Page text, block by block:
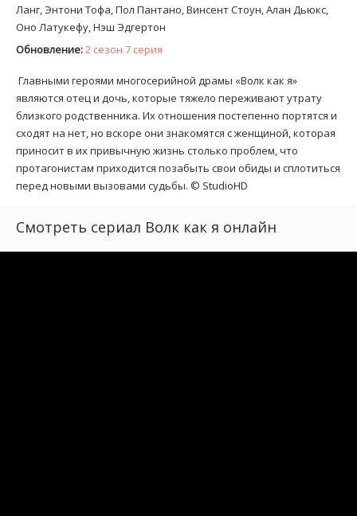
Ланг, Энтони Тофа, Пол Пантано, Винсент Стоун, Алан Дьюкс,
Оно Латукефу, Нэш Эдгертон
Обновление:2 сезон 7 серия
Главными героями многосерийной драмы «Волк как я»
являются отец и дочь, которые тяжело переживают утрату
близкого родственника. Их отношения постепенно портятся и
сходят на нет, но вскоре они знакомятся с женщиной, которая
приносит в их привычную жизнь столько проблем, что
протагонистам приходится позабыть свои обиды и сплотиться
перед новыми вызовами судьбы. © StudioHD
Смотреть сериал Волк как я онлайн